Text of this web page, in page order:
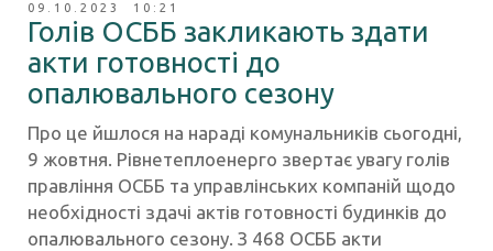
09.10.2023 10:21
Голів ОСББ закликають здати
акти готовності до
опалювального сезону
Про це йшлося на нараді комунальників сьогодні,
9 жовтня. Рівнетеплоенерго звертає увагу голів
правління ОСББ та управлінських компаній щодо
необхідності здачі актів готовності будинків до
опалювального сезону. З 468 ОСББ акти